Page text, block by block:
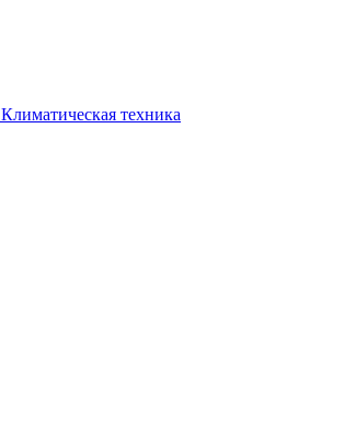
Климатическая техника